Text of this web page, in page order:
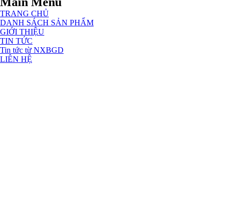
TRANG CHỦ
DANH SÁCH SẢN PHẨM
GIỚI THIỆU
TIN TỨC
Tin tức từ NXBGD
LIÊN HỆ